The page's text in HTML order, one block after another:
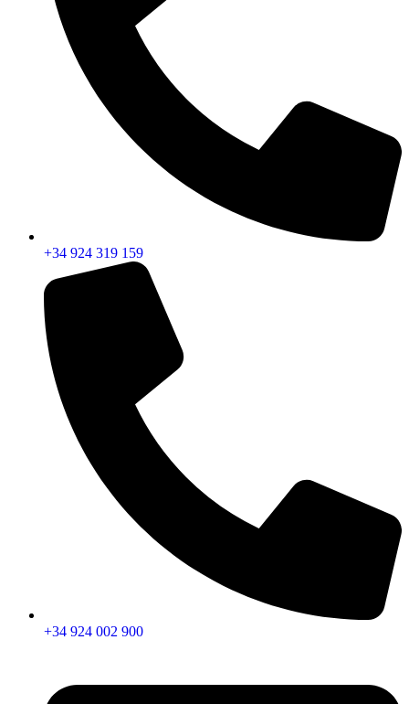
+34 924 319 159
+34 924 002 900